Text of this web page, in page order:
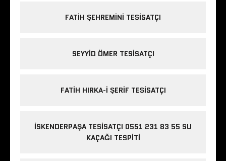
FATIH ŞEHREMINI TESISATÇI
SEYYID ÖMER TESISATÇI
FATIH HIRKA-I ŞERIF TESISATÇI
İSKENDERPAŞA TESISATÇI 0551 231 83 55 SU
KAÇAĞI TESPITI